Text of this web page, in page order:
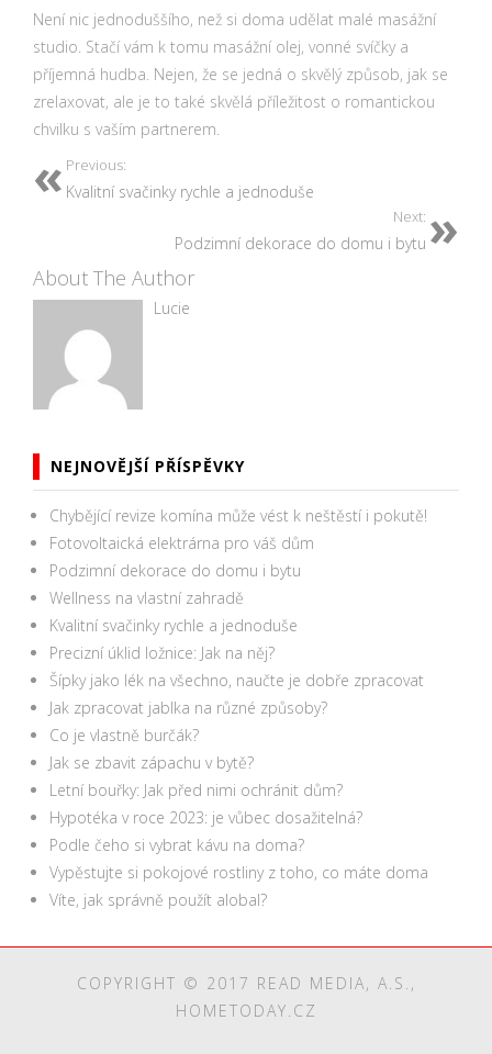
Není nic jednoduššího, než si doma udělat malé masážní
studio. Stačí vám k tomu masážní olej, vonné svíčky a
příjemná hudba. Nejen, že se jedná o skvělý způsob, jak se
zrelaxovat, ale je to také skvělá příležitost o romantickou
chvilku s vaším partnerem.
Previous:
Kvalitní svačinky rychle a jednoduše
Next:
Podzimní dekorace do domu i bytu
About The Author
Lucie
NEJNOVĚJŠÍ PŘÍSPĚVKY
Chybějící revize komína může vést k neštěstí i pokutě!
Fotovoltaická elektrárna pro váš dům
Podzimní dekorace do domu i bytu
Wellness na vlastní zahradě
Kvalitní svačinky rychle a jednoduše
Precizní úklid ložnice: Jak na něj?
Šípky jako lék na všechno, naučte je dobře zpracovat
Jak zpracovat jablka na různé způsoby?
Co je vlastně burčák?
Jak se zbavit zápachu v bytě?
Letní bouřky: Jak před nimi ochránit dům?
Hypotéka v roce 2023: je vůbec dosažitelná?
Podle čeho si vybrat kávu na doma?
Vypěstujte si pokojové rostliny z toho, co máte doma
Víte, jak správně použít alobal?
COPYRIGHT © 2017 READ MEDIA, A.S.,
HOMETODAY.CZ